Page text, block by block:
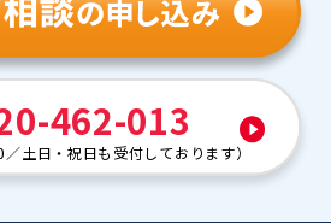
462-013
／土日・祝日も受付しております）